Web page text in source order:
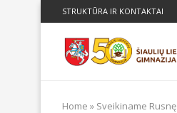
STRUKTŪRA IR KONTAKTAI
Home » Sveikiname Rusnę